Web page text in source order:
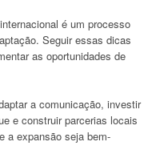
é um processo
Seguir essas dicas
as oportunidades de
a comunicação, investir
e construir parcerias locais
a expansão seja bem-